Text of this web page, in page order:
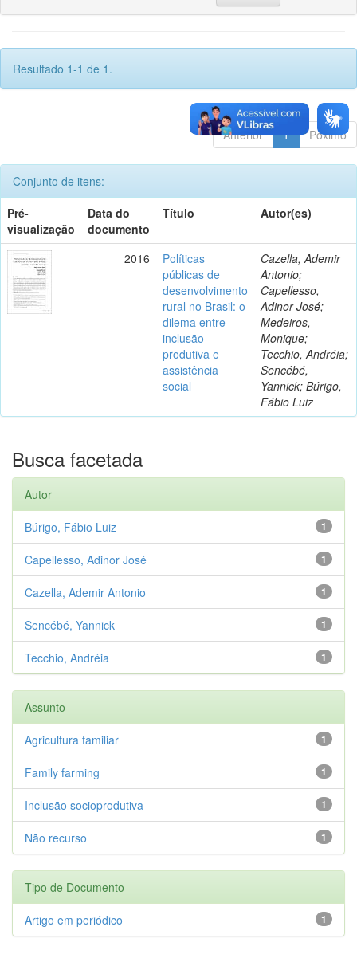
Resultado 1-1 de 1.
Anterior 1 Póximo
Conjunto de itens:
Pré-
visualização
Data do
documento
Título Autor(es)
2016
Políticas
públicas de
desenvolvimento
rural no Brasil: o
dilema entre
inclusão
produtiva e
assistência
social
Cazella, Ademir
Antonio;
Capellesso,
Adinor José;
Medeiros,
Monique;
Tecchio, Andréia;
Sencébé,
Yannick; Búrigo,
Fábio Luiz
Busca facetada
Autor
1
Búrigo, Fábio Luiz
1
Capellesso, Adinor José
1
Cazella, Ademir Antonio
1
Sencébé, Yannick
1
Tecchio, Andréia
Assunto
1
Agricultura familiar
1
Family farming
1
Inclusão socioprodutiva
1
Não recurso
Tipo de Documento
1
Artigo em periódico